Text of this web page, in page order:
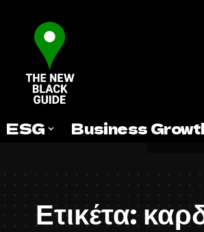
ESG Business
Ετικέτα: